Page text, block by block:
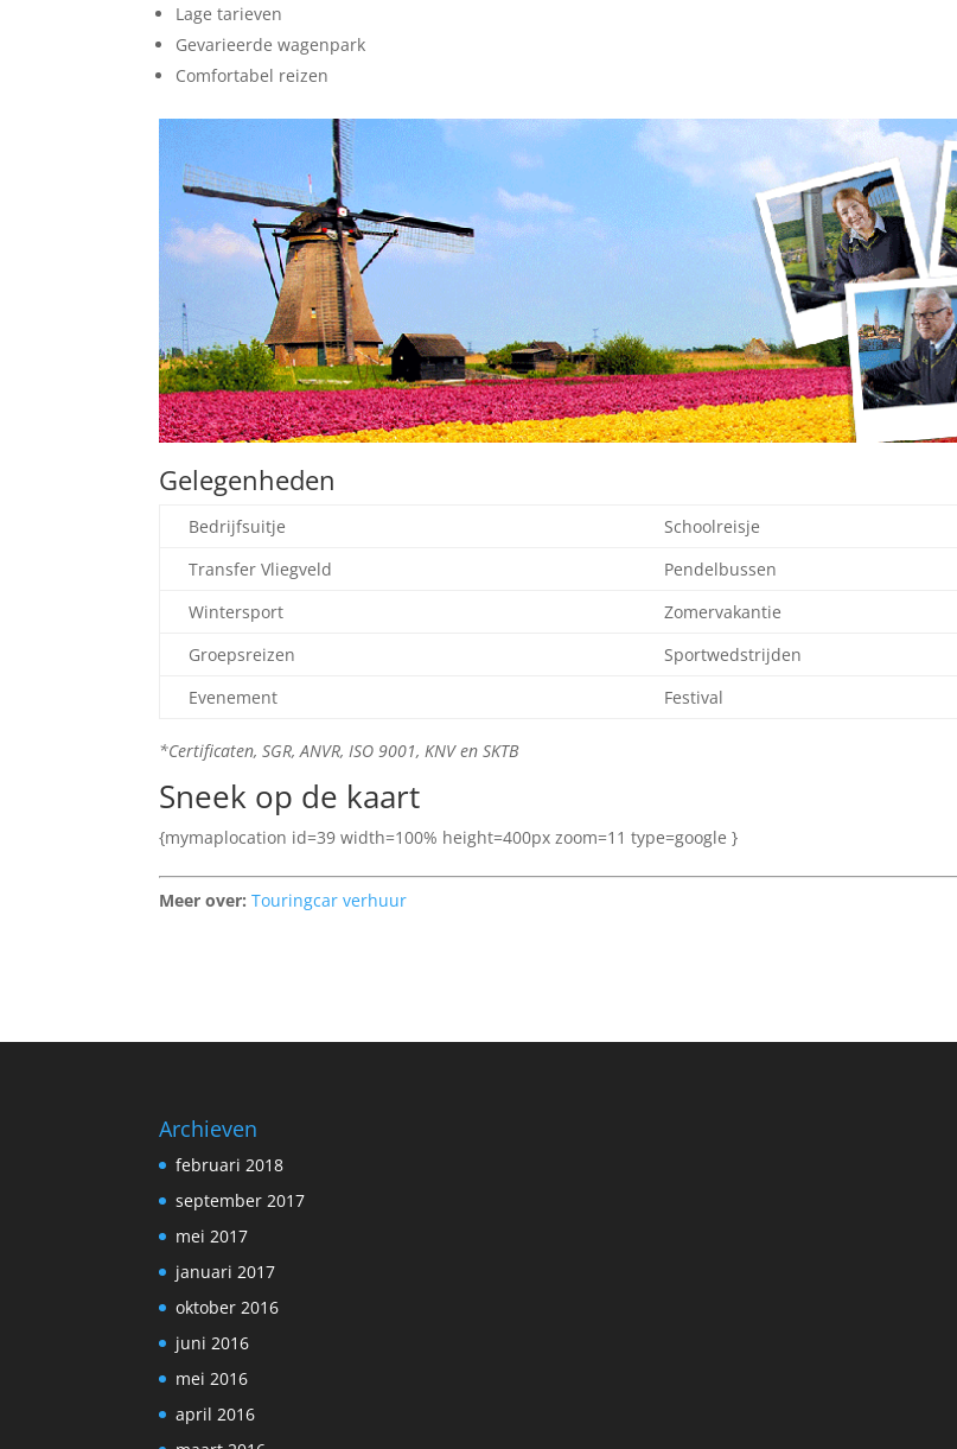
Lage tarieven
Gevarieerde wagenpark
Comfortabel reizen
Gelegenheden
Bedrijfsuitje
Schoolreisje
Transfer Vliegveld
Pendelbussen
Wintersport
Zomervakantie
Groepsreizen
Sportwedstrijden
Evenement
Festival
*Certificaten, SGR, ANVR, ISO 9001, KNV en SKTB
Sneek op de kaart
{mymaplocation id=39 width=100% height=400px zoom=11 type=google }
Meer over: Touringcar verhuur
Archieven
februari 2018
september 2017
mei 2017
januari 2017
oktober 2016
juni 2016
mei 2016
april 2016